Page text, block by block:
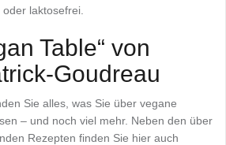
laktosefrei.
Table“ von
Goudreau
Sie alles, was Sie über vegane
– und noch viel mehr. Neben den über
Rezepten finden Sie hier auch